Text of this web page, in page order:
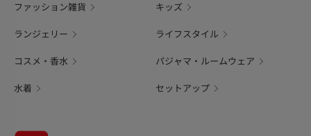
ファッション雑貨 キッズ
ランジェリー ライフスタイル
コスメ・香水 パジャマ・ルームウェア
水着 セットアップ